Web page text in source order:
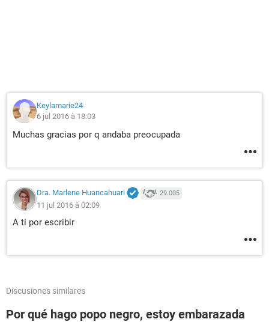
Keylamarie24
6 jul 2016 à 18:03
Muchas gracias por q andaba preocupada
Dra. Marlene Huancahuari 29.005
11 jul 2016 à 02:09
A ti por escribir
Discusiones similares
Por qué hago popo negro, estoy embarazada